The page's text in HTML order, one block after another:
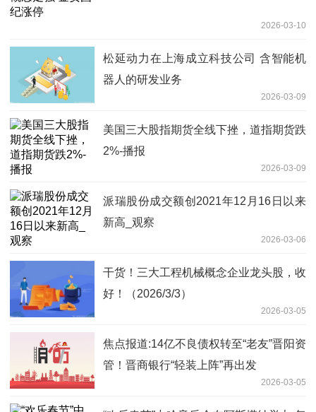
2026-03-10
松延动力在上海成立科技公司 含智能机
器人的研发业务
2026-03-09
美国三大股指期货全线下挫，道指期货跌
2%-播报
2026-03-09
派瑞股份成交额创2021年12月16日以来
新高_观察
2026-03-06
干货！三大工程机械概念企业龙头股，收
好！（2026/3/3）
2026-03-05
焦点报道:14亿不良债权转至“老友”晋阳资
管！晋商银行“轻装上阵”再出发
2026-03-05